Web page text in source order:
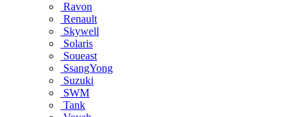
Ravon
Renault
Skywell
Solaris
Soueast
SsangYong
Suzuki
SWM
Tank